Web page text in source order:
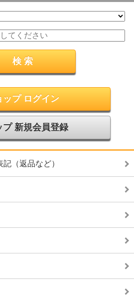
ップ ログイン
プ 新規会員登録
（返品など）